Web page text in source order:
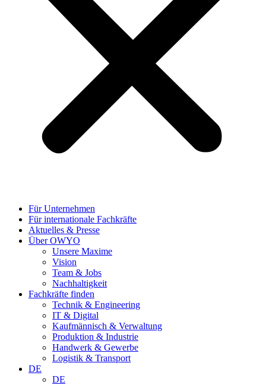
Für Unternehmen
Für internationale Fachkräfte
Aktuelles & Presse
Über OWYO
Unsere Maxime
Vision
Team & Jobs
Nachhaltigkeit
Fachkräfte finden
Technik & Engineering
IT & Digital
Kaufmännisch & Verwaltung
Produktion & Industrie
Handwerk & Gewerbe
Logistik & Transport
DE
DE